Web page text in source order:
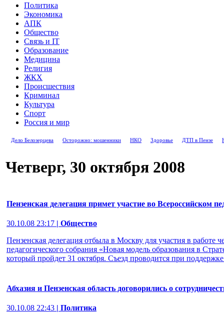
Политика
Экономика
АПК
Общество
Связь и IT
Образование
Медицина
Религия
ЖКХ
Происшествия
Криминал
Культура
Спорт
Россия и мир
Дело Белозерцева Осторожно: мошенники НКО Здоровье ДТП в Пензе
Четверг, 30 октября 2008
Пензенская делегация примет участие во Всероссийском
30.10.08 23:17 | Общество
Пензенская делегация отбыла в Москву для участия в работе
педагогического собрания «Новая модель образования в
который пройдет 31 октября. Съезд проводится при
Абхазия и Пензенская область договорились о
30.10.08 22:43 | Политика